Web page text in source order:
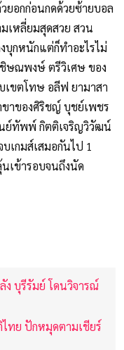
ยอกก่อนกดด้วยซ้ายบอล
เหลี่ยมสุดสวย สวน
บุกหนักแต่ก็ทำอะไรไม่
ชิษณพงษ์ ตรีวิเศษ ของ
เขตโทษ อลีฟ ยามาสา
ขาของศิริชญ์ บุชย์เพชร
ย์ทัพพ์ กิตติเจริญวิวัฒน์
เกมส์เสมอกันไป 1
เข้ารอบจนถึงนัด
ง บุรีรัมย์ โดนวิจารณ์
ทย ปักหมุดตามเชียร์